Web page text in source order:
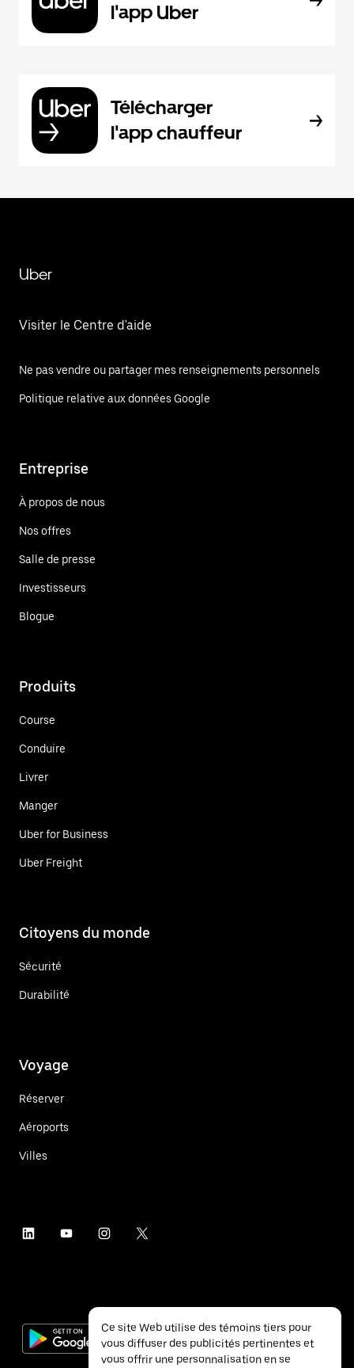
l'app Uber
Télécharger
l'app chauffeur
Uber
Visiter le Centre d'aide
Ne pas vendre ou partager mes renseignements personnels
Politique relative aux données Google
Entreprise
À propos de nous
Nos offres
Salle de presse
Investisseurs
Blogue
Produits
Course
Conduire
Livrer
Manger
Uber for Business
Uber Freight
Citoyens du monde
Sécurité
Durabilité
Voyage
Réserver
Aéroports
Villes
Ce site Web utilise des témoins tiers pour
vous diffuser des publicités pertinentes et
vous offrir une personnalisation en se